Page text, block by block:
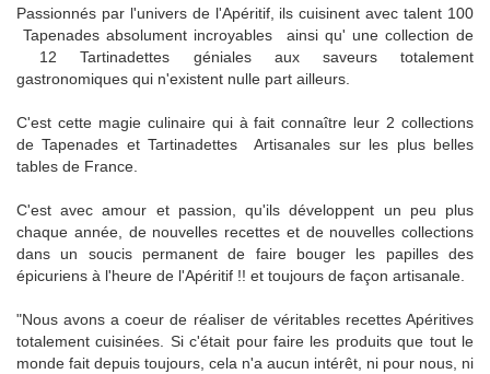
Passionnés par l'univers de l'Apéritif, ils cuisinent avec talent 100
Tapenades absolument incroyables ainsi qu' une collection de
12 Tartinadettes géniales aux saveurs totalement
gastronomiques qui n'existent nulle part ailleurs.
C'est cette magie culinaire qui à fait connaître leur 2 collections
de Tapenades et Tartinadettes Artisanales sur les plus belles
tables de France.
C'est avec amour et passion, qu'ils développent un peu plus
chaque année, de nouvelles recettes et de nouvelles collections
dans un soucis permanent de faire bouger les papilles des
épicuriens à l'heure de l'Apéritif !! et toujours de façon artisanale.
"Nous avons a coeur de réaliser de véritables recettes Apéritives
totalement cuisinées. Si c'était pour faire les produits que tout le
monde fait depuis toujours, cela n'a aucun intérêt, ni pour nous, ni